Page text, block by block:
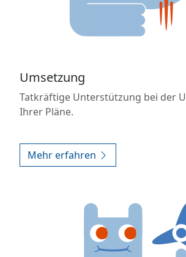
Umsetzung
Tatkräftige Unterstützung bei der
Ihrer Pläne.
Mehr erfahren